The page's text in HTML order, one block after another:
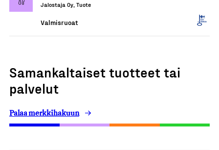
Jalostaja Oy, Tuote
Valmisruoat
Samankaltaiset tuotteet tai
palvelut
Palaa merkkihakuun